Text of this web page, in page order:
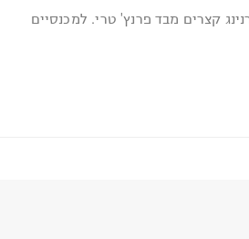
מכנסי טרנינג קצרים מבד פרנץ' טרי. למכנסיים